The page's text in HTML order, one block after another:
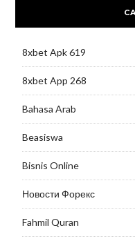
8xbet Apk 619
8xbet App 268
Bahasa Arab
Beasiswa
Bisnis Online
Новости Форекс
Fahmil Quran